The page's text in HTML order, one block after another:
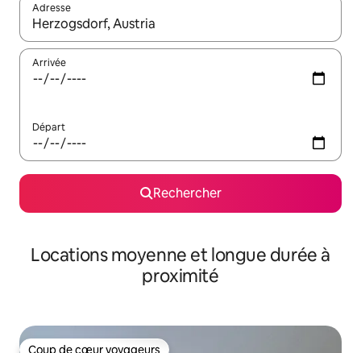
Adresse
Lorsque les résultats s'affichent, utilisez les flèches vers le
Arrivée
Départ
Rechercher
Locations moyenne et longue durée à
proximité
Coup de cœur voyageurs